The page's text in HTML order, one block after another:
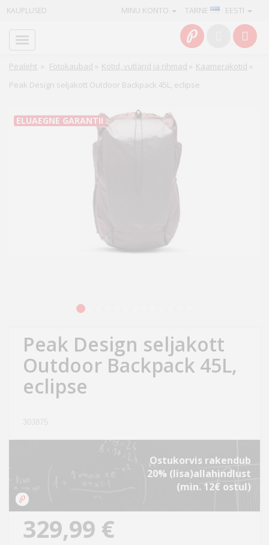
KAUPLUSED TARNE · EESTI
MINU KONTO
Pealeht » Fotokaubad » Kotid, vutlarid ja rihmad » Kaamerakotid »
Peak Design seljakott Outdoor Backpack 45L, eclipse
ELUAEGNE GARANTII
Peak Design seljakott
Outdoor Backpack 45L,
eclipse
303875
Ostukorvis rakendub
20% (lisa)allahindlust
(min. 12€ ostul)
329,99 €
Info
Teenused
Kaamerad
Ilu
tervis
Auto